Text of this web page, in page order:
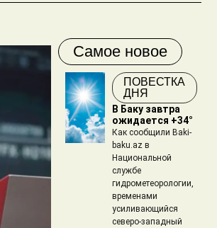
Самое новое
ПОВЕСТКА
ДНЯ
В Баку завтра
ожидается +34°
Как сообщили Baki-
baku.az в
Национальной
службе
гидрометеорологии,
временами
усиливающийся
северо-западный